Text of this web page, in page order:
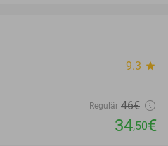
9.3 star
Regulär 46€
34,50€